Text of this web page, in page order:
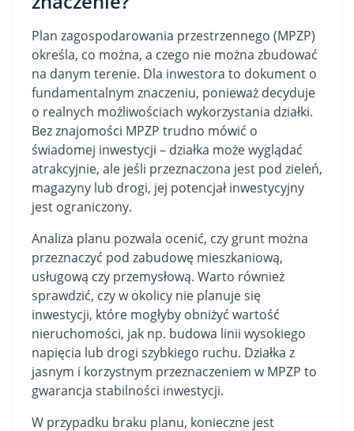
Plan zagospodarowania przestrzennego (MPZP)
określa, co można, a czego nie można zbudować
na danym terenie. Dla inwestora to dokument o
fundamentalnym znaczeniu, ponieważ decyduje
o realnych możliwościach wykorzystania działki.
Bez znajomości MPZP trudno mówić o
świadomej inwestycji – działka może wyglądać
atrakcyjnie, ale jeśli przeznaczona jest pod zieleń,
magazyny lub drogi, jej potencjał inwestycyjny
jest ograniczony.
Analiza planu pozwala ocenić, czy grunt można
przeznaczyć pod zabudowę mieszkaniową,
usługową czy przemysłową. Warto również
sprawdzić, czy w okolicy nie planuje się
inwestycji, które mogłyby obniżyć wartość
nieruchomości, jak np. budowa linii wysokiego
napięcia lub drogi szybkiego ruchu. Działka z
jasnym i korzystnym przeznaczeniem w MPZP to
gwarancja stabilności inwestycji.
W przypadku braku planu, konieczne jest